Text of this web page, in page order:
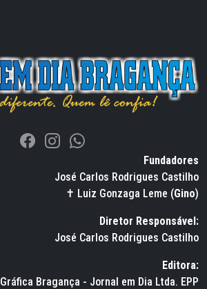
Fundadores
José Carlos Rodrigues Castilho
✝ Luiz Gonzaga Leme (Gino)
Diretor Responsável:
José Carlos Rodrigues Castilho
Editora:
Gráfica Bragança - Jornal em Dia Ltda. EPP